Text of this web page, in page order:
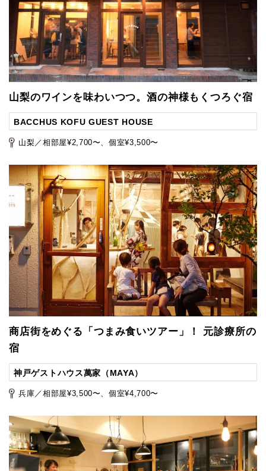
山梨のワインを味わいつつ。酒の神様もくつろぐ宿
BACCHUS KOFU GUEST HOUSE
山梨／相部屋¥2,700〜、個室¥3,500〜
商店街をめぐる「つまみ食いツアー」！ 元診療所の
宿
神戸ゲストハウス萬家（MAYA）
兵庫／相部屋¥3,500〜、個室¥4,700〜